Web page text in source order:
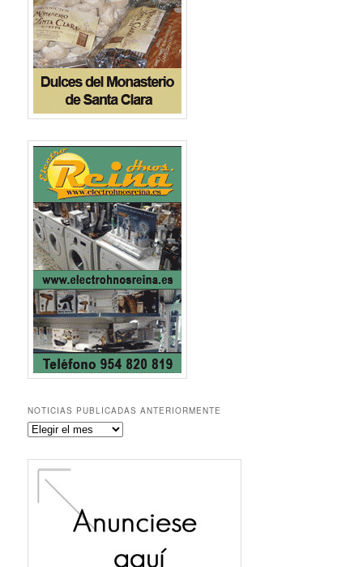
NOTICIAS PUBLICADAS ANTERIORMENTE
Noticias
anteriormente